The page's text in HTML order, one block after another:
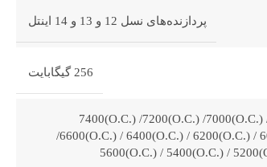
پردازنده‌های نسل 12 و 13 و 14 اینتل
256 گیگابایت
7600(O.C.) /7400(O.C.) /7200(O.C.) /
/6600(O.C.) / 6400(O.C.) / 6200(O.C.) /
5600(O.C.) / 5400(O.C.) /